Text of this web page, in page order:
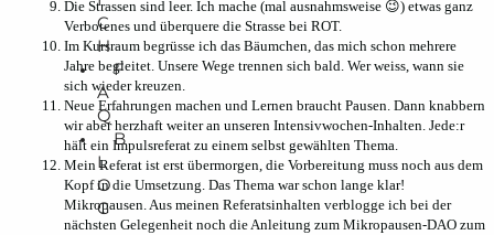
C
H
F
A
Q
B
L
O
G
Die Strassen sind leer. Ich mache (mal ausnahmsweise 😉) etwas ganz
Verbotenes und überquere die Strasse bei ROT.
Im Kursraum begrüsse ich das Bäumchen, das mich schon mehrere
Jahre begleitet. Unsere Wege trennen sich bald. Wer weiss, wann sie
sich wieder kreuzen.
Neue Erfahrungen machen und Lernen braucht Pausen. Dann knabbern
wir aber herzhaft weiter an unseren Intensivwochen-Inhalten. Jede:r
hält ein Impulsreferat zu einem selbst gewählten Thema.
Mein Referat ist erst übermorgen, die Vorbereitung muss noch aus dem
Kopf in die Umsetzung. Das Thema war schon lange klar!
Mikropausen. Aus meinen Referatsinhalten verblogge ich bei der
nächsten Gelegenheit noch die Anleitung zum Mikropausen-DAO zum